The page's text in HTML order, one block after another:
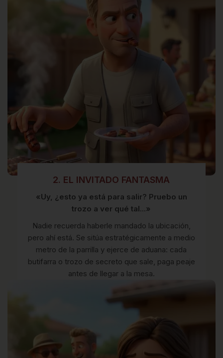
2. EL INVITADO FANTASMA
«Uy, ¿esto ya está para salir? Pruebo un
trozo a ver qué tal...»
Nadie recuerda haberle mandado la ubicación,
pero ahí está. Se sitúa estratégicamente a medio
metro de la parrilla y ejerce de aduana: cada
butifarra o trozo de secreto que sale, paga peaje
antes de llegar a la mesa.